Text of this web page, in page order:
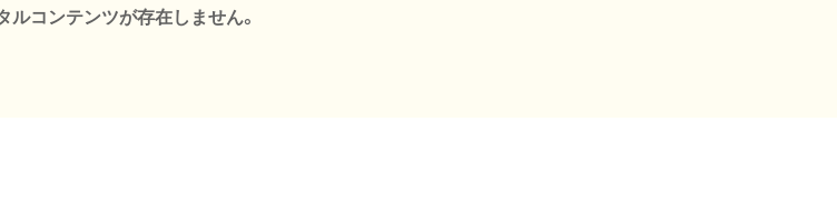
ルコンテンツが存在しません。